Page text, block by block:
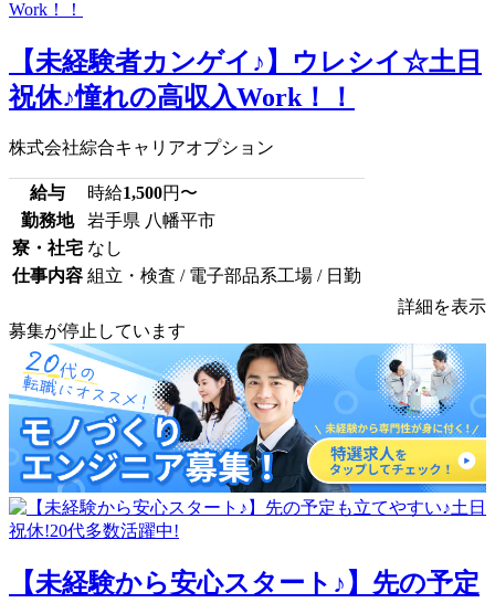
【未経験者カンゲイ♪】ウレシイ☆土日
祝休♪憧れの高収入Work！！
株式会社綜合キャリアオプション
給与 時給1,500円〜
勤務地
岩手県 八幡平市
寮・社宅 なし
仕事内容 組立・検査 / 電子部品系工場 / 日勤
詳細を表示
募集が停止しています
【未経験から安心スタート♪】先の予定